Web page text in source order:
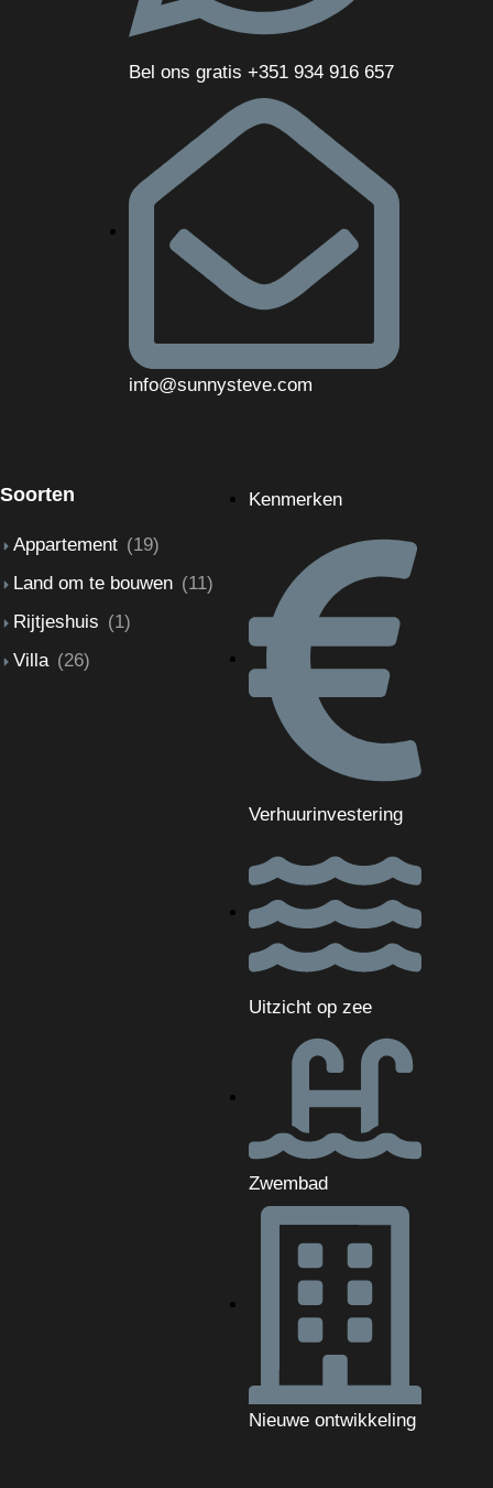
Bel ons gratis +351 934 916 657
info@sunnysteve.com
Soorten
Appartement (19)
Land om te bouwen (11)
Rijtjeshuis (1)
Villa (26)
Kenmerken
Verhuurinvestering
Uitzicht op zee
Zwembad
Nieuwe ontwikkeling